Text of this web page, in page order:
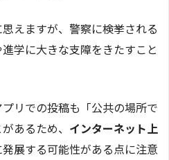
えますが、警察に検挙される
学に大きな支障をきたすこと
リでの投稿も「公共の場所で
あるため、 インターネット上
展する可能性がある点に注意